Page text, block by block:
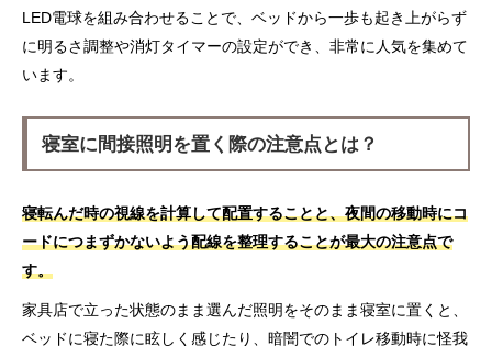
LED電球を組み合わせることで、ベッドから一歩も起き上がらず
に明るさ調整や消灯タイマーの設定ができ、非常に人気を集めて
います。
寝室に間接照明を置く際の注意点とは？
寝転んだ時の視線を計算して配置することと、夜間の移動時にコ
ードにつまずかないよう配線を整理することが最大の注意点で
す。
家具店で立った状態のまま選んだ照明をそのまま寝室に置くと、
ベッドに寝た際に眩しく感じたり、暗闇でのトイレ移動時に怪我